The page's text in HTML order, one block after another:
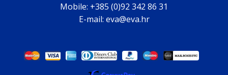
Mobile: +385 (0)92 342 86 31
E-mail: eva@eva.hr